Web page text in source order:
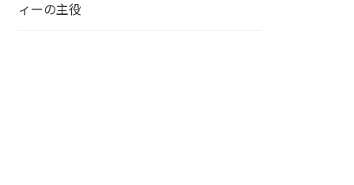
ィーの主役